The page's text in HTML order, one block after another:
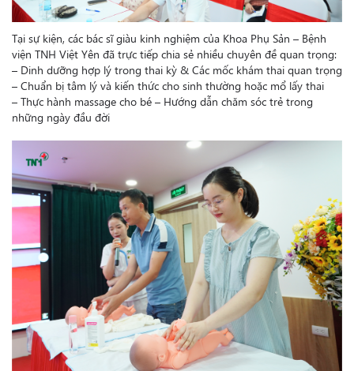
Tại sự kiện, các bác sĩ giàu kinh nghiệm của Khoa Phụ Sản – Bệnh
viện TNH Việt Yên đã trực tiếp chia sẻ nhiều chuyên đề quan trọng:
– Dinh dưỡng hợp lý trong thai kỳ & Các mốc khám thai quan trọng
– Chuẩn bị tâm lý và kiến thức cho sinh thường hoặc mổ lấy thai
– Thực hành massage cho bé – Hướng dẫn chăm sóc trẻ trong
những ngày đầu đời